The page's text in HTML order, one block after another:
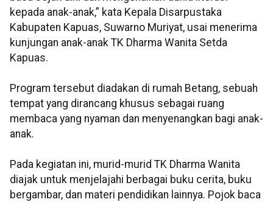
kepada anak-anak,” kata Kepala Disarpustaka
Kabupaten Kapuas, Suwarno Muriyat, usai menerima
kunjungan anak-anak TK Dharma Wanita Setda
Kapuas.
Program tersebut diadakan di rumah Betang, sebuah
tempat yang dirancang khusus sebagai ruang
membaca yang nyaman dan menyenangkan bagi anak-
anak.
Pada kegiatan ini, murid-murid TK Dharma Wanita
diajak untuk menjelajahi berbagai buku cerita, buku
bergambar, dan materi pendidikan lainnya. Pojok baca